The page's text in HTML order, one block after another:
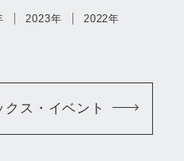
ス・イベント
2023年 2022年